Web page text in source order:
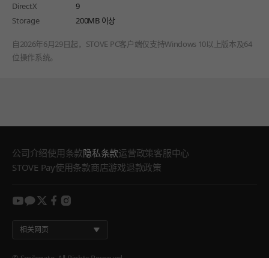
DirectX
9
Storage
200MB 이상
自2026年6月29日起，STOVE PC客户端仅支持Windows 10以上版本及64
位操作系统。
公司介绍使用条款隐私条款运营政策客服中心
STOVE Pay使用条款商店游戏退款政策
youtube
kakao
twitter
facebook
instagram
相关网页